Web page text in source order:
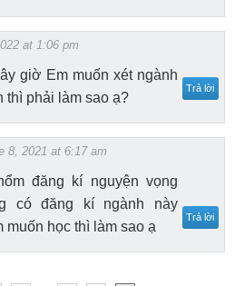
at 1:06 pm
giờ Em muốn xét ngành
thì phải làm sao ạ?
Trả lời
8, 2021 at 6:17 am
đăng kí nguyện vọng
có đăng kí ngành này
học thì làm sao ạ
Trả lời